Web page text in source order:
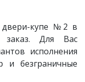
двери-купе №2 в
заказ. Для Вас
исполнения
и безграничные